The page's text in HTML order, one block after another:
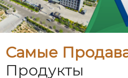
Самые
Продукты